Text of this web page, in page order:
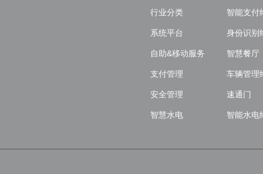
行业分类
系统平台
自助&移动服务
支付管理
安全管理
智慧水电
智能支付
身份识别
智慧餐厅
车辆管理
速通门
智能水电